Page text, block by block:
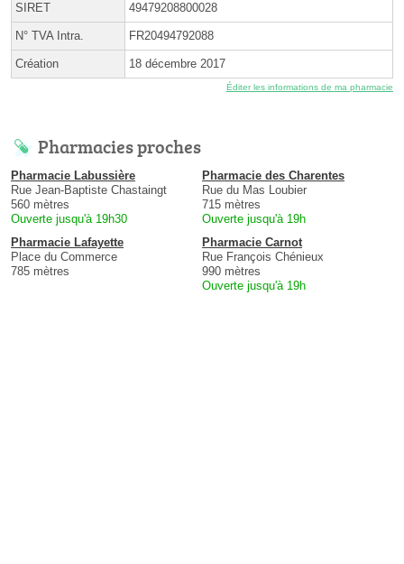
SIRET 49479208800028
N° TVA Intra. FR20494792088
Création 18 décembre 2017
Éditer les informations de ma pharmacie
Pharmacies proches
Pharmacie Labussière
Rue Jean-Baptiste Chastaingt
560 mètres
Ouverte jusqu'à 19h30
Pharmacie des Charentes
Rue du Mas Loubier
715 mètres
Ouverte jusqu'à 19h
Pharmacie Lafayette
Place du Commerce
785 mètres
Pharmacie Carnot
Rue François Chénieux
990 mètres
Ouverte jusqu'à 19h